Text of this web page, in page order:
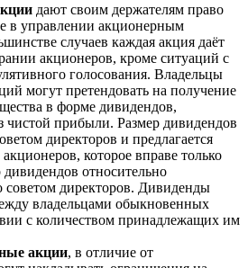
дают своим держателям право
в управлении акционерным
случаев каждая акция даёт
акционеров, кроме ситуаций с
голосования. Владельцы
могут претендовать на получение
в форме дивидендов,
чистой прибыли. Размер дивидендов
директоров и предлагается
которое вправе только
относительно
советом директоров. Дивиденды
владельцами обыкновенных
с количеством принадлежащих им
акции, в отличие от